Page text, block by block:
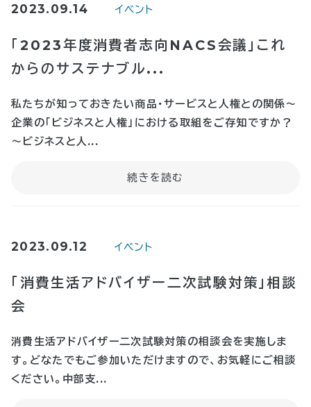
2023.09.14 イベント
「2023年度消費者志向NACS会議」これ
からのサステナブル...
私たちが知っておきたい商品・サービスと人権との関係～
企業の「ビジネスと人権」における取組をご存知ですか？
～ビジネスと人...
2023.09.12 イベント
「消費生活アドバイザー二次試験対策」相談
会
消費生活アドバイザー二次試験対策の相談会を実施しま
す。どなたでもご参加いただけますので、お気軽にご相談
ください。中部支...